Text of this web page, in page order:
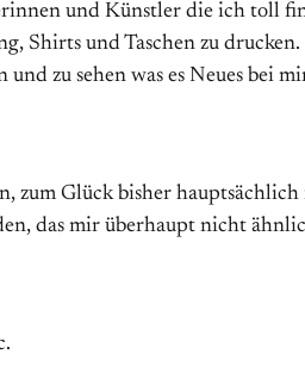
und Künstler die ich toll
Shirts und Taschen zu
zu sehen was es Neues bei
zum Glück bisher
das mir überhaupt nicht